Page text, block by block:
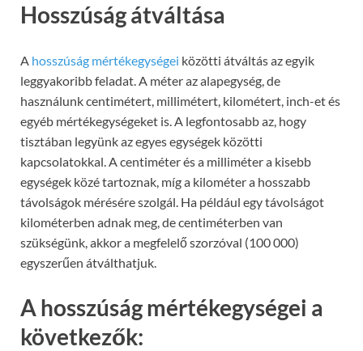
Hosszúság átváltása
A hosszúság mértékegységei közötti átváltás az egyik
leggyakoribb feladat. A méter az alapegység, de
használunk centimétert, millimétert, kilométert, inch-et és
egyéb mértékegységeket is. A legfontosabb az, hogy
tisztában legyünk az egyes egységek közötti
kapcsolatokkal. A centiméter és a milliméter a kisebb
egységek közé tartoznak, míg a kilométer a hosszabb
távolságok mérésére szolgál. Ha például egy távolságot
kilométerben adnak meg, de centiméterben van
szükségünk, akkor a megfelelő szorzóval (100 000)
egyszerűen átválthatjuk.
A hosszúság mértékegységei a
következők: